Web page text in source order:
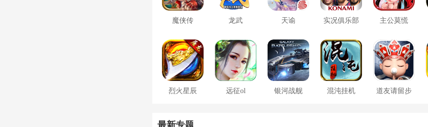
魔侠传 龙武 天谕 实况俱乐部 主公莫慌
烈火星辰 远征ol 银河战舰 混沌挂机 道友请留步
最新专题